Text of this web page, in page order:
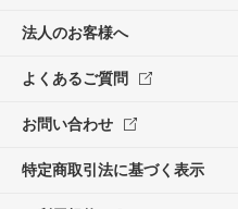
法人のお客様へ
よくあるご質問
お問い合わせ
特定商取引法に基づく表示